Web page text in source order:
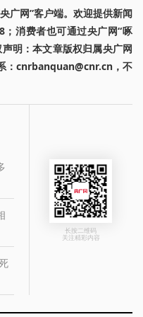
广网”客户端。欢迎提供新闻
消费者也可通过央广网“啄
明：本文章版权归属央广网
：cnrbanquan@cnr.cn，不
长按二维码
关注精彩内容